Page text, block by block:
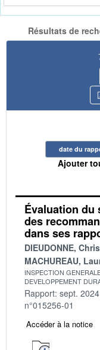
Résultats de
date du
Ajouter
Évaluation du
des
dans ses
DIEUDONNE,
MACHUREAU,
INSPECTION
DEVELOPPEMENT
Rapport: sept. 2024
n°015256-01
Accéder à la notice